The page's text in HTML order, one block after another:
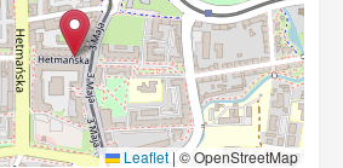
Leaflet | © OpenStreetMap